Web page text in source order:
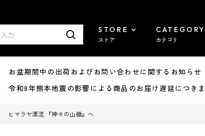
STORE
ストア
CATEGORY
カテゴリ
盆期間中の出荷およびお問い合わせに関するお知らせ
和8年熊本地震の影響による商品のお届け遅延につき
ヒマラヤ漂流 『神々の山嶺』へ